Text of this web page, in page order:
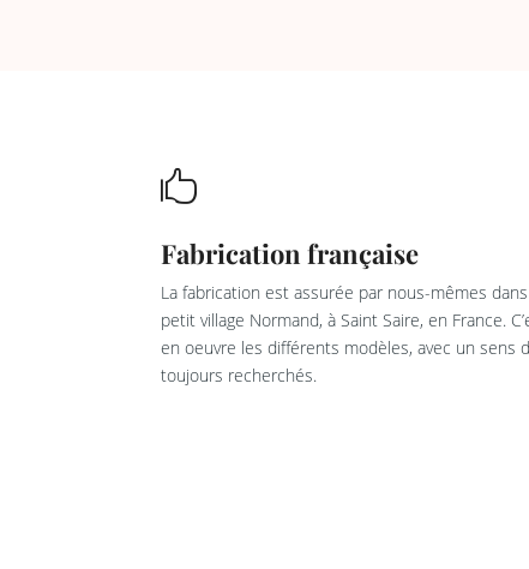

Fabrication française
La fabrication est assurée par nous-mêmes
petit village Normand, à Saint Saire, en France.
en oeuvre les différents modèles, avec un sens
toujours recherchés.